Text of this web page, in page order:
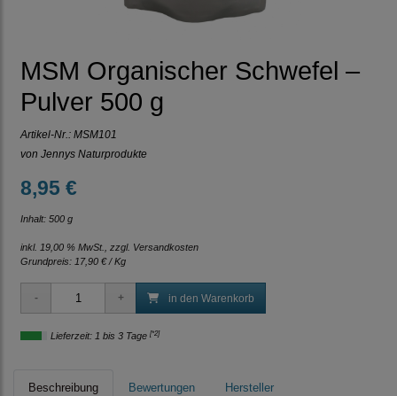
MSM Organischer Schwefel –
Pulver 500 g
Artikel-Nr.: MSM101
von Jennys Naturprodukte
8,95 €
Inhalt: 500 g
inkl. 19,00 % MwSt., zzgl. Versandkosten
Grundpreis: 17,90 € / Kg
in den Warenkorb
Lieferzeit: 1 bis 3 Tage [*2]
Beschreibung Bewertungen Hersteller